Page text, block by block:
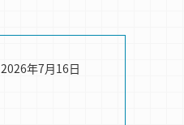
2026年7月16日